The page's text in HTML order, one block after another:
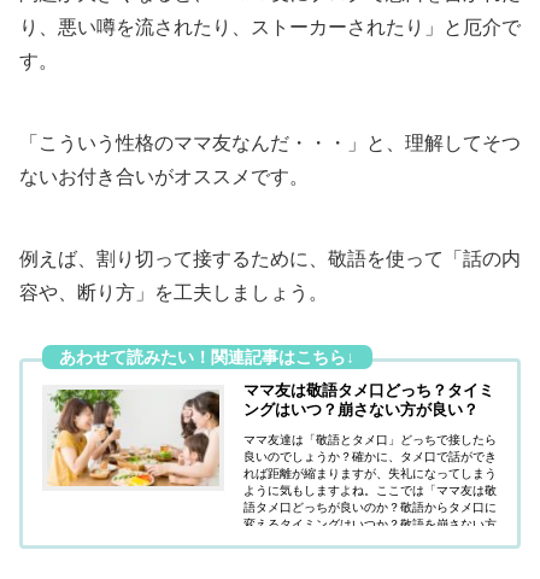
り、悪い噂を流されたり、ストーカーされたり」と厄介で
す。
「こういう性格のママ友なんだ・・・」と、理解してそつ
ないお付き合いがオススメです。
例えば、割り切って接するために、敬語を使って「話の内
容や、断り方」を工夫しましょう。
ママ友は敬語タメ口どっち？タイミ
ングはいつ？崩さない方が良い？
ママ友達は「敬語とタメ口」どっちで接したら
良いのでしょうか？確かに、タメ口で話ができ
れば距離が縮まりますが、失礼になってしまう
ように気もしますよね。ここでは「ママ友は敬
語タメ口どっちが良いのか？敬語からタメ口に
変えるタイミングはいつか？敬語を崩さない方